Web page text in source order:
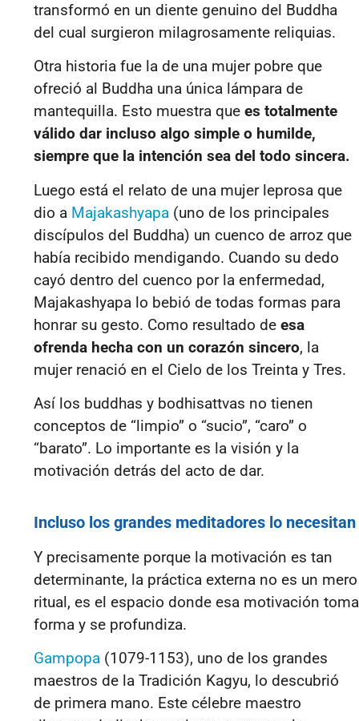
transformó en un diente genuino del Buddha
del cual surgieron milagrosamente reliquias.
Otra historia fue la de una mujer pobre que
ofreció al Buddha una única lámpara de
mantequilla. Esto muestra que es totalmente
válido dar incluso algo simple o humilde,
siempre que la intención sea del todo sincera.
Luego está el relato de una mujer leprosa que
dio a Majakashyapa (uno de los principales
discípulos del Buddha) un cuenco de arroz que
había recibido mendigando. Cuando su dedo
cayó dentro del cuenco por la enfermedad,
Majakashyapa lo bebió de todas formas para
honrar su gesto. Como resultado de esa
ofrenda hecha con un corazón sincero, la
mujer renació en el Cielo de los Treinta y Tres.
Así los buddhas y bodhisattvas no tienen
conceptos de “limpio” o “sucio”, “caro” o
“barato”. Lo importante es la visión y la
motivación detrás del acto de dar.
Incluso los grandes meditadores lo necesitan
Y precisamente porque la motivación es tan
determinante, la práctica externa no es un mero
ritual, es el espacio donde esa motivación toma
forma y se profundiza.
Gampopa (1079-1153), uno de los grandes
maestros de la Tradición Kagyu, lo descubrió
de primera mano. Este célebre maestro